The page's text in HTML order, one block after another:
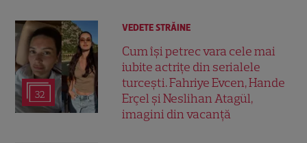
32
VEDETE STRĂINE
Cum își petrec vara cele mai
iubite actrițe din serialele
turcești. Fahriye Evcen, Hande
Erçel și Neslihan Atagül,
imagini din vacanță